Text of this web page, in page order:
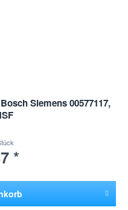
Siemens 00577117,
*